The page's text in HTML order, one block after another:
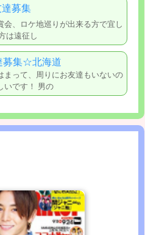
募集
、ロケ地巡りが出来る方で宜し
は遠征し
集☆北海道
って、周りにお友達もいないの
いです！ 男の